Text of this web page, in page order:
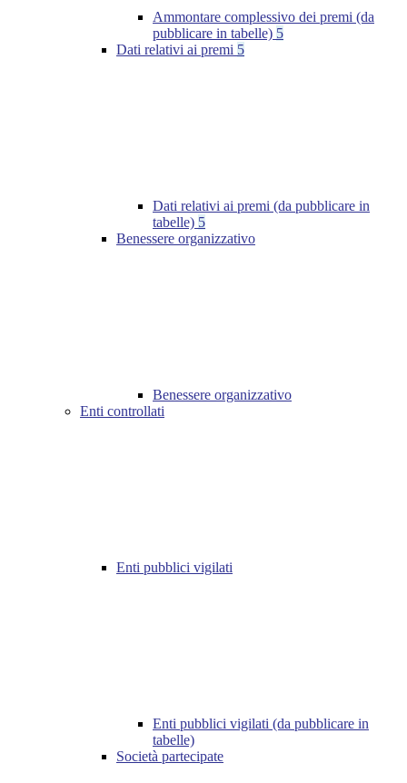
Ammontare complessivo dei premi (da
pubblicare in tabelle) 5
Dati relativi ai premi 5
Dati relativi ai premi (da pubblicare in
tabelle) 5
Benessere organizzativo
Benessere organizzativo
Enti controllati
Enti pubblici vigilati
Enti pubblici vigilati (da pubblicare in
tabelle)
Società partecipate